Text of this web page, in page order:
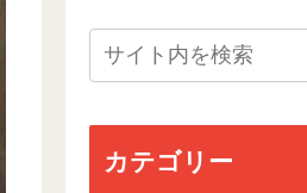
カテゴリー